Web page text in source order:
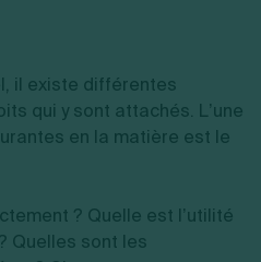
juridique
il existe différentes
qui y sont attachés. L’une
en la matière est le
? Quelle est l’utilité
? Quelles sont les